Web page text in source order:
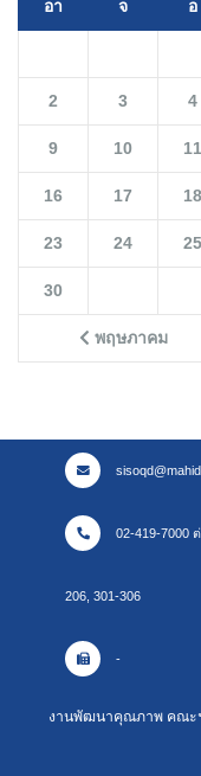
อา จ อ
พฤษภาคม
2 3 4
9 10 11
16 17 18
23 24 25
30
02-419-7000
206, 301-306
-
งานพัฒนาคุณภาพ คณะ